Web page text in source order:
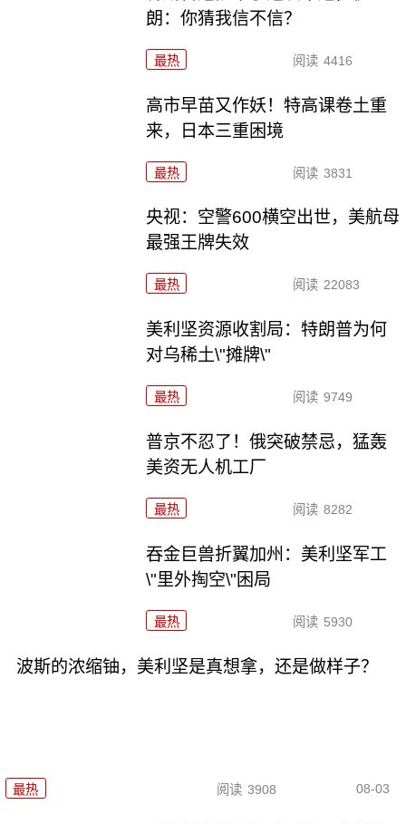
朗：你猜我信不信？
最热 阅读 4416
高市早苗又作妖！特高课卷土重
来，日本三重困境
最热 阅读 3831
央视：空警600横空出世，美航母
最强王牌失效
最热 阅读 22083
美利坚资源收割局：特朗普为何
对乌稀土\"摊牌\"
最热 阅读 9749
普京不忍了！俄突破禁忌，猛轰
美资无人机工厂
最热 阅读 8282
吞金巨兽折翼加州：美利坚军工
\"里外掏空\"困局
最热 阅读 5930
波斯的浓缩铀，美利坚是真想拿，还是做样子？
最热 阅读 3908 08-03